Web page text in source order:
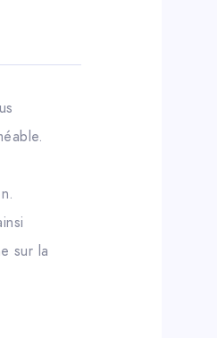
sur la